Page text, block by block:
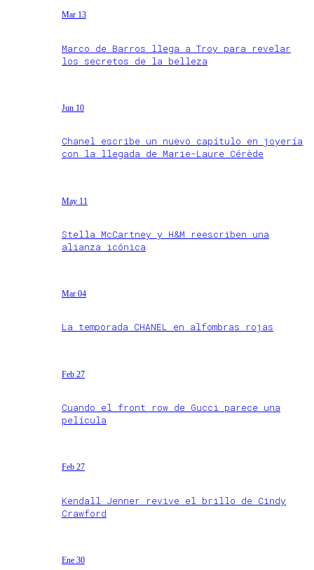
Mar 13
Marco de Barros llega a Troy para revelar
los secretos de la belleza
Jun 10
Chanel escribe un nuevo capítulo en joyería
con la llegada de Marie-Laure Cérède
May 11
Stella McCartney y H&M reescriben una
alianza icónica
Mar 04
La temporada CHANEL en alfombras rojas
Feb 27
Cuando el front row de Gucci parece una
película
Feb 27
Kendall Jenner revive el brillo de Cindy
Crawford
Ene 30